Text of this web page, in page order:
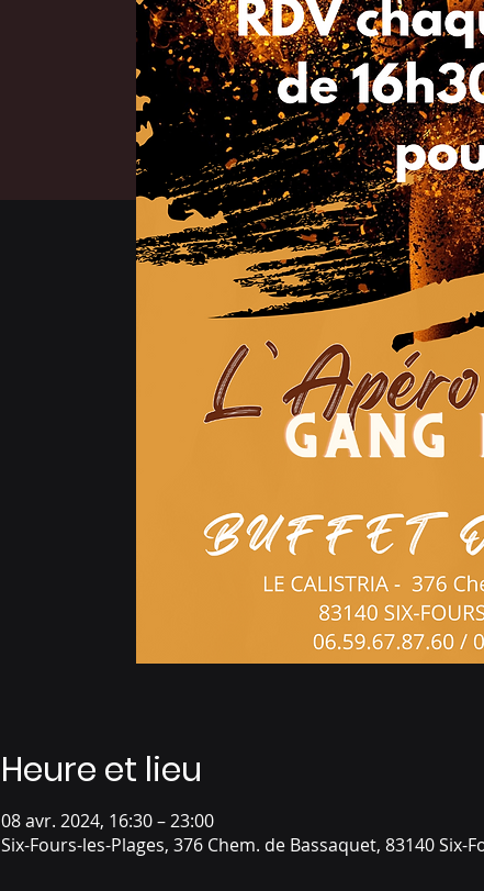
Heure et lieu
08 avr. 2024, 16:30 – 23:00
Six-Fours-les-Plages, 376 Chem. de Bassaquet, 83140 Six-